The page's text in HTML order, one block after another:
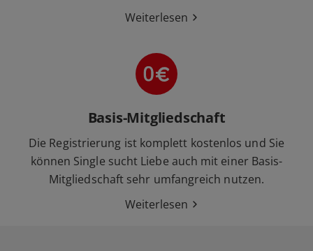
Weiterlesen
Basis-Mitgliedschaft
Die Registrierung ist komplett kostenlos und Sie
können Single sucht Liebe auch mit einer Basis-
Mitgliedschaft sehr umfangreich nutzen.
Weiterlesen